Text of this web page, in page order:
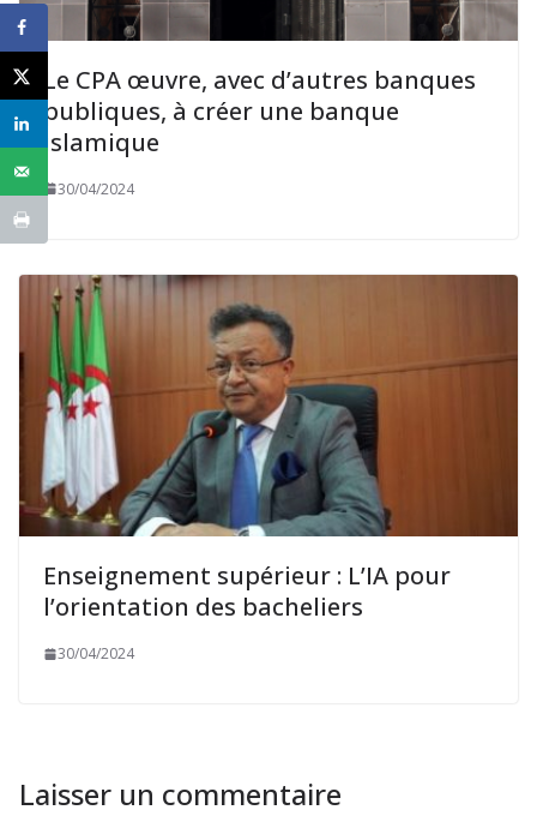
Le CPA œuvre, avec d’autres banques
publiques, à créer une banque
islamique
30/04/2024
Enseignement supérieur : L’IA pour
l’orientation des bacheliers
30/04/2024
Laisser un commentaire